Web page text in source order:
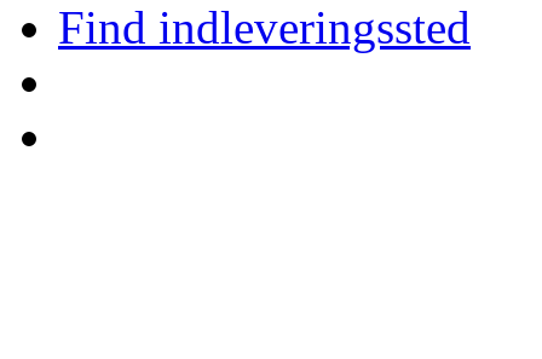
Find indleveringssted